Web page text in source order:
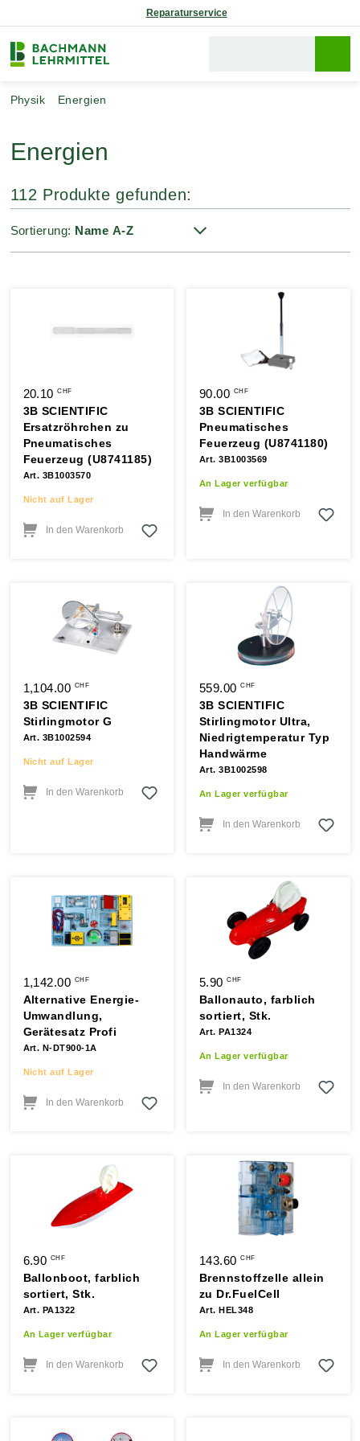
Reparaturservice
Physik Energien
Energien
112 Produkte gefunden:
Sortierung:
20.10CHF
3B SCIENTIFIC
Ersatzröhrchen zu
Pneumatisches
Feuerzeug (U8741185)
Art. 3B1003570
Nicht auf Lager
In den Warenkorb
90.00 CHF
3B SCIENTIFIC
Pneumatisches
Feuerzeug (U8741180)
Art. 3B1003569
An Lager verfügbar
In den Warenkorb
1,104.00 CHF
3B SCIENTIFIC
Stirlingmotor G
Art. 3B1002594
Nicht auf Lager
In den Warenkorb
559.00CHF
3B SCIENTIFIC
Stirlingmotor Ultra,
Niedrigtemperatur Typ
Handwärme
Art. 3B1002598
An Lager verfügbar
In den Warenkorb
1,142.00 CHF
Alternative Energie-
Umwandlung,
Gerätesatz Profi
Art. N-DT900-1A
Nicht auf Lager
In den Warenkorb
5.90CHF
Ballonauto, farblich
sortiert, Stk.
Art. PA1324
An Lager verfügbar
In den Warenkorb
6.90 CHF
Ballonboot, farblich
sortiert, Stk.
Art. PA1322
An Lager verfügbar
In den Warenkorb
143.60CHF
Brennstoffzelle allein
zu Dr.FuelCell
Art. HEL348
An Lager verfügbar
In den Warenkorb